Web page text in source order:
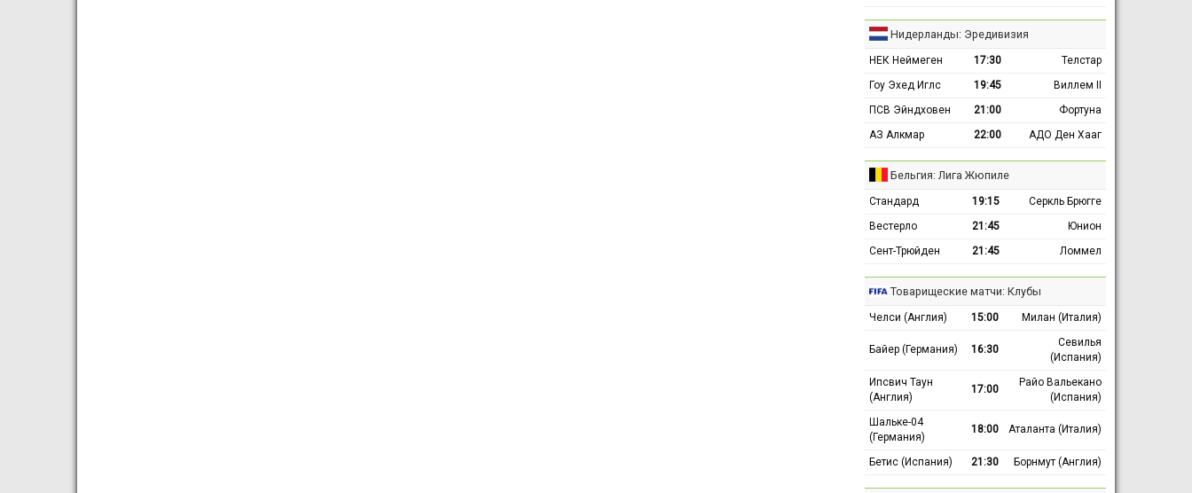
Нидерланды: Эредивизия
НЕК Неймеген 17:30
Телстар
Гоу Эхед Иглс
19:45
Виллем II
ПСВ Эйндховен
21:00
Фортуна
АЗ Алкмар
22:00 АДО Ден Хааг
Бельгия: Лига Жюпиле
Стандард 19:15
Серкль Брюгге
Вестерло
21:45
Юнион
Сент-Трюйден
21:45 Ломмел
Товарищеские матчи: Клубы
Челси (Англия) 15:00 Милан (Италия)
Байер (Германия) 16:30
Севилья
(Испания)
Ипсвич Таун
(Англия)
17:00
Райо Вальекано
(Испания)
Шальке-04
(Германия)
18:00 Аталанта (Италия)
Бетис (Испания) 21:30 Борнмут (Англия)